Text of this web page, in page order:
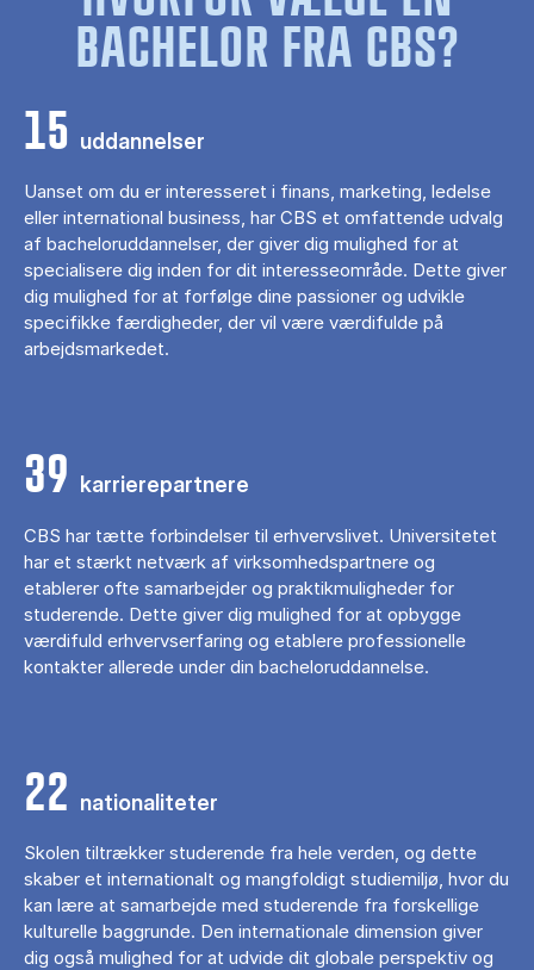
BACHELOR FRA CBS?
15 uddannelser
Uanset om du er interesseret i finans, marketing, ledelse
eller international business, har CBS et omfattende udvalg
af bacheloruddannelser, der giver dig mulighed for at
specialisere dig inden for dit interesseområde. Dette giver
dig mulighed for at forfølge dine passioner og udvikle
specifikke færdigheder, der vil være værdifulde på
arbejdsmarkedet.
39 karrierepartnere
CBS har tætte forbindelser til erhvervslivet. Universitetet
har et stærkt netværk af virksomhedspartnere og
etablerer ofte samarbejder og praktikmuligheder for
studerende. Dette giver dig mulighed for at opbygge
værdifuld erhvervserfaring og etablere professionelle
kontakter allerede under din bacheloruddannelse.
22 nationaliteter
Skolen tiltrækker studerende fra hele verden, og dette
skaber et internationalt og mangfoldigt studiemiljø, hvor du
kan lære at samarbejde med studerende fra forskellige
kulturelle baggrunde. Den internationale dimension giver
dig også mulighed for at udvide dit globale perspektiv og